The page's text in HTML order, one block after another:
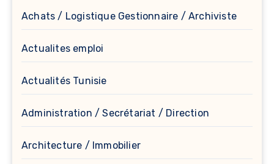
Achats / Logistique Gestionnaire / Archiviste
Actualites emploi
Actualités Tunisie
Administration / Secrétariat / Direction
Architecture / Immobilier